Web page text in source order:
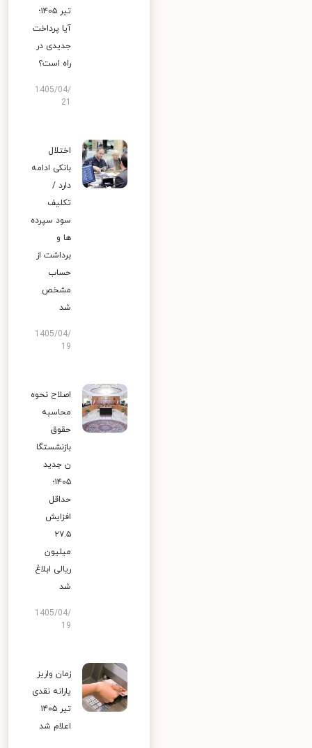
تیر ۱۴۰۵؛
آیا پرداخت
جدیدی در
راه است؟
1405/04/
اختلال
بانکی ادامه
دارد /
تکلیف
سود سپرده
ها و
برداشت از
حساب
مشخص
شد
1405/04/
19
اصلاح نحوه
محاسبه
حقوق
بازنشستگا
ن جدید
۱۴۰۵؛
حداقل
افزایش
۲۷.۵
میلیون
ریالی ابلاغ
شد
1405/04/
19
زمان واریز
یارانه نقدی
تیر ۱۴۰۵
اعلام شد